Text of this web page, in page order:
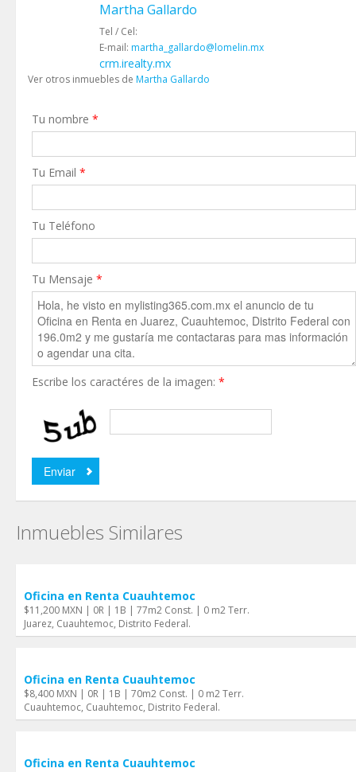
Martha Gallardo
Tel / Cel:
E-mail: martha_gallardo@lomelin.mx
crm.irealty.mx
Ver otros inmuebles de Martha Gallardo
Tu nombre *
Tu Email *
Tu Teléfono
Tu Mensaje *
Escribe los caractéres de la imagen: *
Inmuebles Similares
Oficina en Renta Cuauhtemoc
$11,200 MXN | 0R | 1B | 77m2 Const. | 0 m2 Terr.
Juarez, Cuauhtemoc, Distrito Federal.
Oficina en Renta Cuauhtemoc
$8,400 MXN | 0R | 1B | 70m2 Const. | 0 m2 Terr.
Cuauhtemoc, Cuauhtemoc, Distrito Federal.
Oficina en Renta Cuauhtemoc